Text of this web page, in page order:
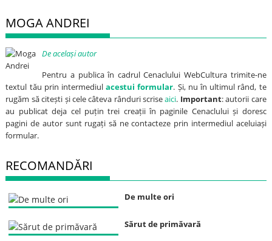
MOGA ANDREI
De același autor
Pentru a publica în cadrul Cenaclului WebCultura trimite-ne
textul tău prin intermediulacestui formular. Și, nu în ultimul rând, te
rugăm să citești și cele câteva rânduri scriseaici. Important: autorii care
au publicat deja cel puțin trei creații în paginile Cenaclului și doresc
pagini de autor sunt rugați să ne contacteze prin intermediul aceluiași
formular.
RECOMANDĂRI
De multe ori
Sărut de primăvară